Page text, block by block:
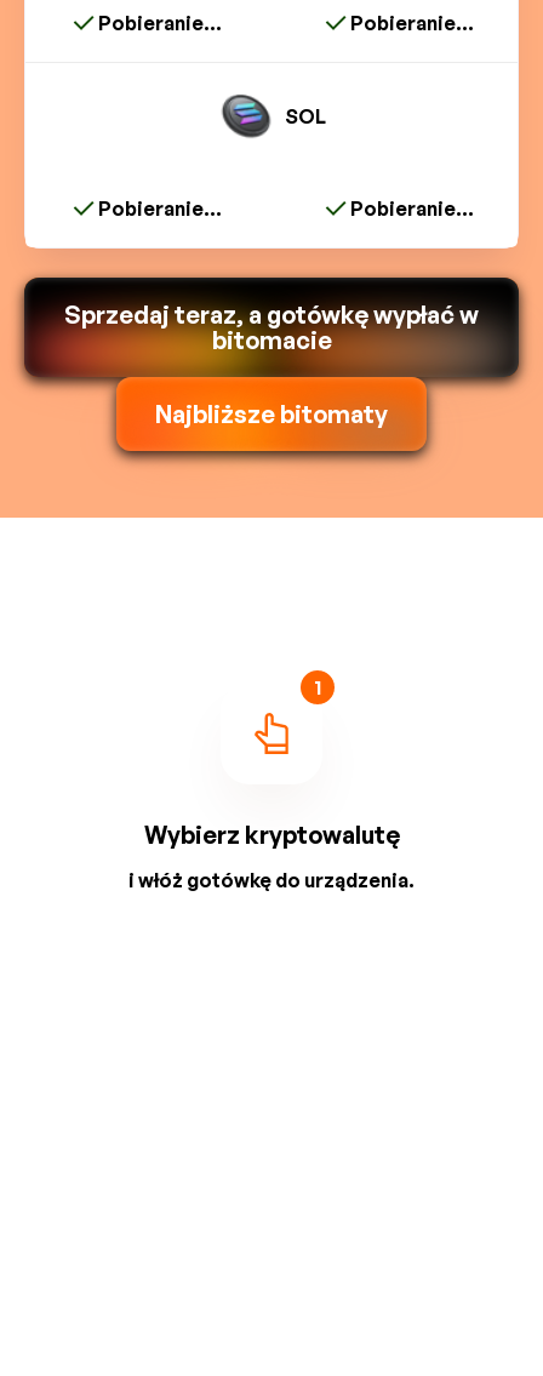
Pobieranie... Pobieranie...
SOL
Pobieranie... Pobieranie...
Sprzedaj teraz, a gotówkę wypłać w
bitomacie
Najbliższe bitomaty
1
Wybierz kryptowalutę
i włóż gotówkę do urządzenia.